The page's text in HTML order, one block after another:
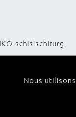
Nous
schisischirurg